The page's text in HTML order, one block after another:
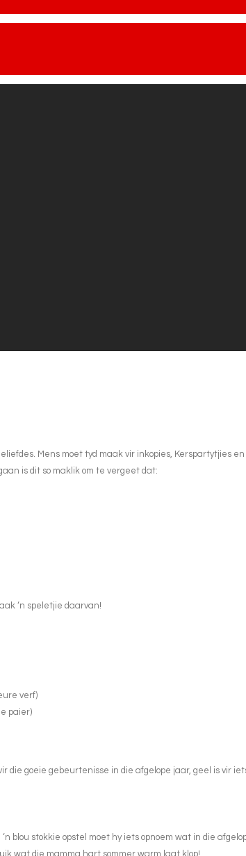
Mens moet tyd maak vir inkopies, Kerspartytjies
is dit so maklik om te vergeet dat:
‘n speletjie daarvan!
verf)
paier)
die goeie gebeurtenisse in die afgelope jaar, geel is vir
blou stokkie opstel moet hy iets opnoem wat in die